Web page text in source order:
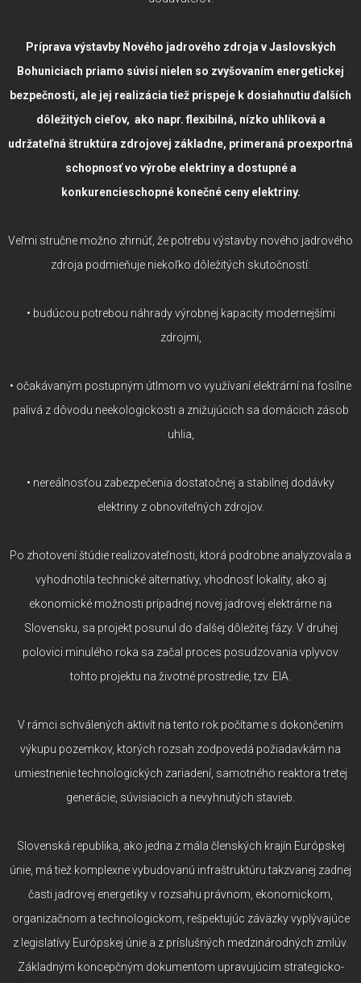
Príprava výstavby Nového jadrového zdroja v Jaslovských
Bohuniciach priamo súvisí nielen so zvyšovaním energetickej
bezpečnosti, ale jej realizácia tiež prispeje k dosiahnutiu ďalších
dôležitých cieľov, ako napr. flexibilná, nízko uhlíková a
udržateľná štruktúra zdrojovej základne, primeraná proexportná
schopnosť vo výrobe elektriny a dostupné a
konkurencieschopné konečné ceny elektriny.
Veľmi stručne možno zhrnúť, že potrebu výstavby nového jadrového
zdroja podmieňuje niekoľko dôležitých skutočností:
• budúcou potrebou náhrady výrobnej kapacity modernejšími
zdrojmi,
• očakávaným postupným útlmom vo využívaní elektrární na fosílne
palivá z dôvodu neekologickosti a znižujúcich sa domácich zásob
uhlia,
• nereálnosťou zabezpečenia dostatočnej a stabilnej dodávky
elektriny z obnoviteľných zdrojov.
Po zhotovení štúdie realizovateľnosti, ktorá podrobne analyzovala a
vyhodnotila technické alternatívy, vhodnosť lokality, ako aj
ekonomické možnosti prípadnej novej jadrovej elektrárne na
Slovensku, sa projekt posunul do ďalšej dôležitej fázy. V druhej
polovici minulého roka sa začal proces posudzovania vplyvov
tohto projektu na životné prostredie, tzv. EIA.
V rámci schválených aktivít na tento rok počítame s dokončením
výkupu pozemkov, ktorých rozsah zodpovedá požiadavkám na
umiestnenie technologických zariadení, samotného reaktora tretej
generácie, súvisiacich a nevyhnutých stavieb.
Slovenská republika, ako jedna z mála členských krajín Európskej
únie, má tiež komplexne vybudovanú infraštruktúru takzvanej zadnej
časti jadrovej energetiky v rozsahu právnom, ekonomickom,
organizačnom a technologickom, rešpektujúc záväzky vyplývajúce
z legislatívy Európskej únie a z príslušných medzinárodných zmlúv.
Základným koncepčným dokumentom upravujúcim strategicko-